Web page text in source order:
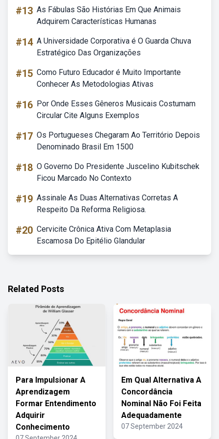
#13 As Fábulas São Histórias Em Que Animais
Adquirem Características Humanas
#14 A Universidade Corporativa é O Guarda Chuva
Estratégico Das Organizações
#15 Como Futuro Educador é Muito Importante
Conhecer As Metodologias Ativas
#16 Por Onde Esses Gêneros Musicais Costumam
Circular Cite Alguns Exemplos
#17 Os Portugueses Chegaram Ao Território Depois
Denominado Brasil Em 1500
#18 O Governo Do Presidente Juscelino Kubitschek
Ficou Marcado No Contexto
#19 Assinale As Duas Alternativas Corretas A
Respeito Da Reforma Religiosa.
#20 Cervicite Crônica Ativa Com Metaplasia
Escamosa Do Epitélio Glandular
Related Posts
Para Impulsionar A
Aprendizagem
Formar Entendimento
Adquirir
Conhecimento
Em Qual Alternativa A
Concordância
Nominal Não Foi Feita
Adequadamente
07 September 2024